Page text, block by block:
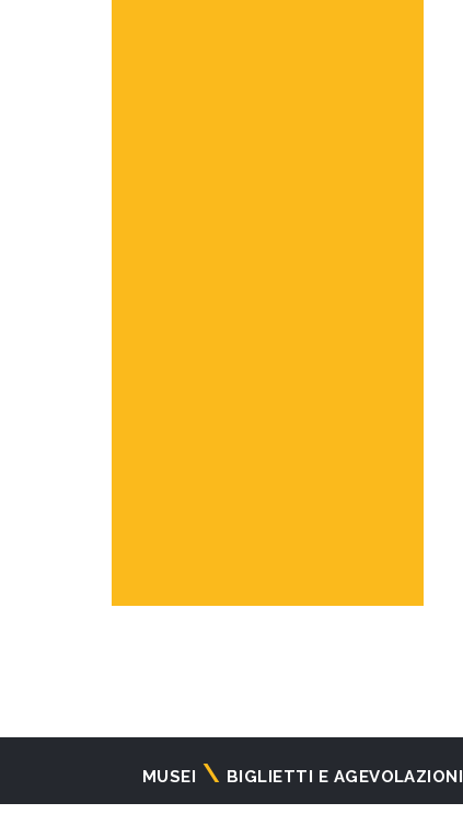
Navigazione
MUSEI BIGLIETTI E AGEVOLAZIONI